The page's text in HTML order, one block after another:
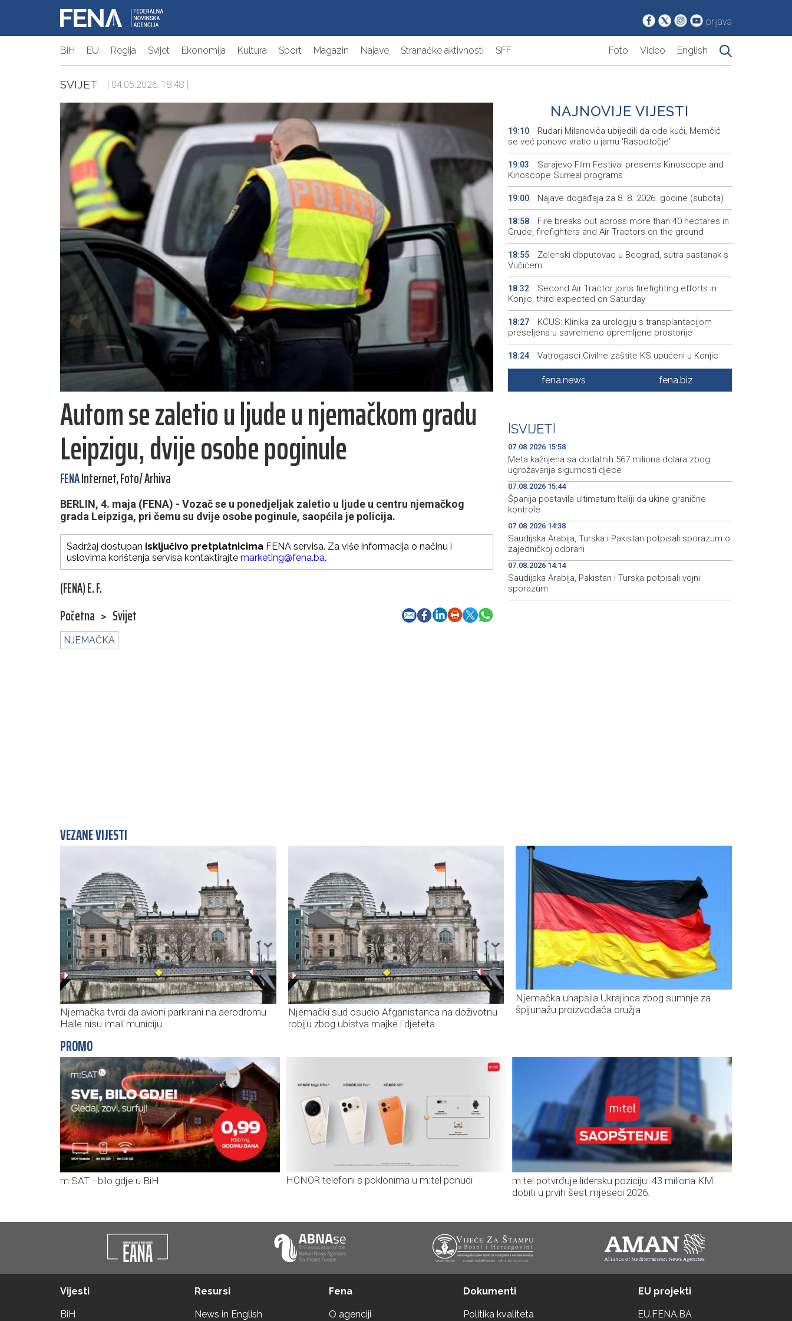
prijava
BiH EU Regija Svijet Ekonomija Kultura Sport Magazin Najave Stranačke aktivnosti SFF Foto Video English
SVIJET | 04.05.2026. 18:48 |
Autom se zaletio u ljude u njemačkom gradu
Leipzigu, dvije osobe poginule
FENAInternet, Foto/ Arhiva
BERLIN, 4. maja (FENA) - Vozač se u ponedjeljak zaletio u ljude u centru njemačkog
grada Leipziga, pri čemu su dvije osobe poginule, saopćila je policija.
Sadržaj dostupan isključivo pretplatnicima FENA servisa. Za više informacija o načinu i
uslovima korištenja servisa kontaktirajte marketing@fena.ba.
(FENA) E. F.
Početna > Svijet
NJEMAČKA
NAJNOVIJE VIJESTI
19:10
Rudari Milanovića ubijedili da ode kući, Memčić
se već ponovo vratio u jamu 'Raspotočje'
19:03
Sarajevo Film Festival presents Kinoscope and
Kinoscope Surreal programs
19:00 Najave događaja za 8. 8. 2026. godine (subota)
18:58
Fire breaks out across more than 40 hectares in
Grude, firefighters and Air Tractors on the ground
18:55
Zelenski doputovao u Beograd, sutra sastanak s
Vučićem
18:32
Second Air Tractor joins firefighting efforts in
Konjic, third expected on Saturday
18:27
KCUS: Klinika za urologiju s transplantacijom
preseljena u savremeno opremljene prostorije
18:24
Vatrogasci Civilne zaštite KS upućeni u Konjic
kao ispomoć u gašenju požara
Ticket sales for the 32nd Sarajevo Film Festival
18:20
Sarajevo Film Festival predstavlja programe
Kinoscope i Kinoscope Surreal
fena.news fena.biz
SVIJET
07.08.2026 15:58
Meta kažnjena sa dodatnih 567 miliona dolara zbog
ugrožavanja sigurnosti djece
07.08.2026 15:44
Španija postavila ultimatum Italiji da ukine granične
kontrole
07.08.2026 14:38
Saudijska Arabija, Turska i Pakistan potpisali sporazum o
zajedničkoj odbrani
07.08.2026 14:14
Saudijska Arabija, Pakistan i Turska potpisali vojni
sporazum
VEZANE VIJESTI
Njemačka tvrdi da avioni parkirani na aerodromu
Halle nisu imali municiju
Njemački sud osudio Afganistanca na doživotnu
robiju zbog ubistva majke i djeteta
Njemačka uhapsila Ukrajinca zbog sumnje za
špijunažu proizvođača oružja
PROMO
m:SAT - bilo gdje u BiH HONOR telefoni s poklonima u m:tel ponudi
m:tel potvrđuje lidersku poziciju: 43 miliona KM
dobiti u prvih šest mjeseci 2026.
Vijesti
BiH
Resursi
News in English
Fena
O agenciji
Dokumenti
Politika kvaliteta
EU projekti
EU.FENA.BA